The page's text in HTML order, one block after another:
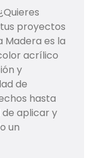
proyectos
Madera es la
acrílico
y
de
hasta
aplicar y
un